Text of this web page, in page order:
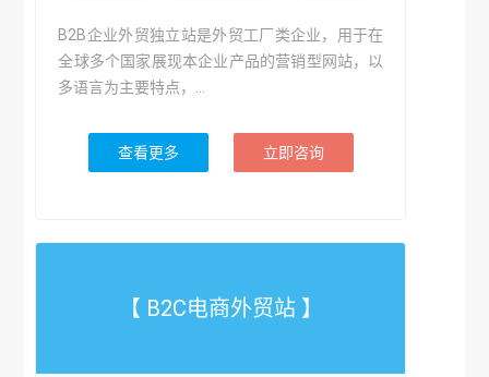
B2B企业外贸独立站是外贸工厂类企业，用于在
全球多个国家展现本企业产品的营销型网站，以
多语言为主要特点，...
查看更多 立即咨询
【 B2C电商外贸站 】